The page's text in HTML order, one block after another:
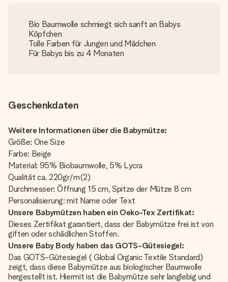
Bio Baumwolle schmiegt sich sanft an Babys
Köpfchen
Tolle Farben für Jungen und Mädchen
Für Babys bis zu 4 Monaten
Geschenkdaten
Weitere Informationen über die Babymütze:
Größe: One Size
Farbe: Beige
Material: 95% Biobaumwolle, 5% Lycra
Qualität ca. 220gr/m(2)
Durchmesser: Öffnung 15 cm, Spitze der Mütze 8 cm
Personalisierung: mit Name oder Text
Unsere Babymützen haben ein Oeko-Tex Zertifikat:
Dieses Zertifikat garantiert, dass der Babymütze frei ist von
giften oder schädlichen Stoffen.
Unsere Baby Body haben das GOTS-Gütesiegel:
Das GOTS-Gütesiegel ( Global Organic Textile Standard)
zeigt, dass diese Babymütze aus biologischer Baumwolle
hergestellt ist. Hiermit ist die Babymütze sehr langlebig und